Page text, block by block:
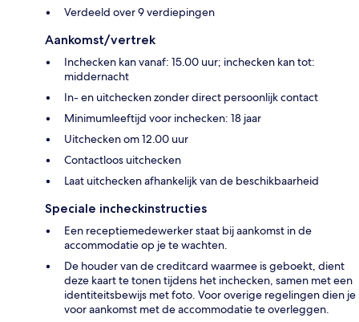
Verdeeld over 9 verdiepingen
Aankomst/vertrek
Inchecken kan vanaf: 15.00 uur; inchecken kan tot:
middernacht
In- en uitchecken zonder direct persoonlijk contact
Minimumleeftijd voor inchecken: 18 jaar
Uitchecken om 12.00 uur
Contactloos uitchecken
Laat uitchecken afhankelijk van de beschikbaarheid
Speciale incheckinstructies
Een receptiemedewerker staat bij aankomst in de
accommodatie op je te wachten.
De houder van de creditcard waarmee is geboekt, dient
deze kaart te tonen tijdens het inchecken, samen met een
identiteitsbewijs met foto. Voor overige regelingen dien je
voor aankomst met de accommodatie te overleggen.